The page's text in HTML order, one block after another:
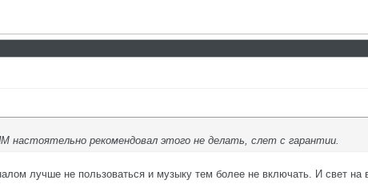
настоятельно рекомендовал этого не делать, слет с гарантии.
лучше не пользоваться и музыку тем более не включать. И свет